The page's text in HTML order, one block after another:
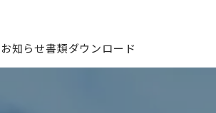
お知らせ書類ダウンロード